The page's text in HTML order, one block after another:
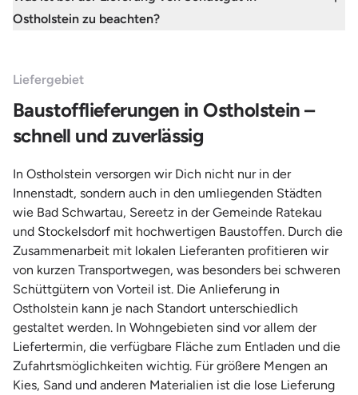
Ostholstein zu beachten?
Liefergebiet
Baustofflieferungen in Ostholstein –
schnell und zuverlässig
In Ostholstein versorgen wir Dich nicht nur in der
Innenstadt, sondern auch in den umliegenden Städten
wie Bad Schwartau, Sereetz in der Gemeinde Ratekau
und Stockelsdorf mit hochwertigen Baustoffen. Durch die
Zusammenarbeit mit lokalen Lieferanten profitieren wir
von kurzen Transportwegen, was besonders bei schweren
Schüttgütern von Vorteil ist. Die Anlieferung in
Ostholstein kann je nach Standort unterschiedlich
gestaltet werden. In Wohngebieten sind vor allem der
Liefertermin, die verfügbare Fläche zum Entladen und die
Zufahrtsmöglichkeiten wichtig. Für größere Mengen an
Kies, Sand und anderen Materialien ist die lose Lieferung